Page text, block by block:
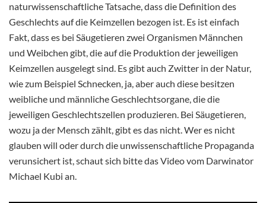
naturwissenschaftliche Tatsache, dass die Definition des
Geschlechts auf die Keimzellen bezogen ist. Es ist einfach
Fakt, dass es bei Säugetieren zwei Organismen Männchen
und Weibchen gibt, die auf die Produktion der jeweiligen
Keimzellen ausgelegt sind. Es gibt auch Zwitter in der Natur,
wie zum Beispiel Schnecken, ja, aber auch diese besitzen
weibliche und männliche Geschlechtsorgane, die die
jeweiligen Geschlechtszellen produzieren. Bei Säugetieren,
wozu ja der Mensch zählt, gibt es das nicht. Wer es nicht
glauben will oder durch die unwissenschaftliche Propaganda
verunsichert ist, schaut sich bitte das Video vom Darwinator
Michael Kubi an.